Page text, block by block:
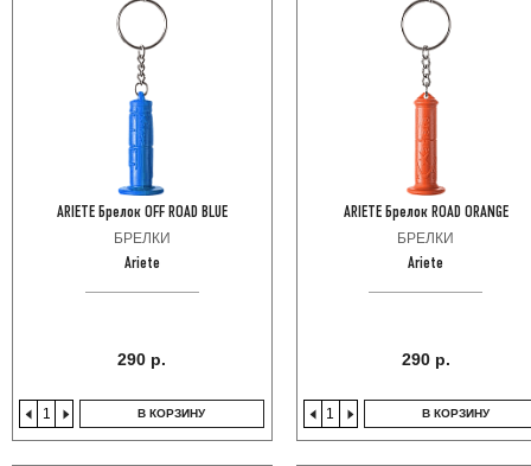
ARIETE Брелок OFF ROAD BLUE
БРЕЛКИ
Ariete
290 р.
В КОРЗИНУ
ARIETE Брелок ROAD ORANGE
БРЕЛКИ
Ariete
290 р.
В КОРЗИНУ